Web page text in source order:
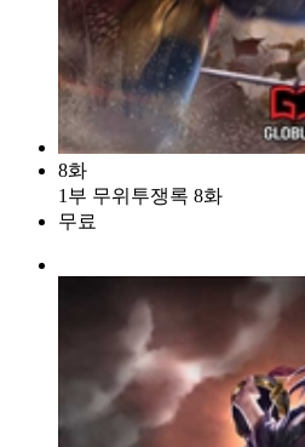
8화
1부 무위투쟁록 8화
무료